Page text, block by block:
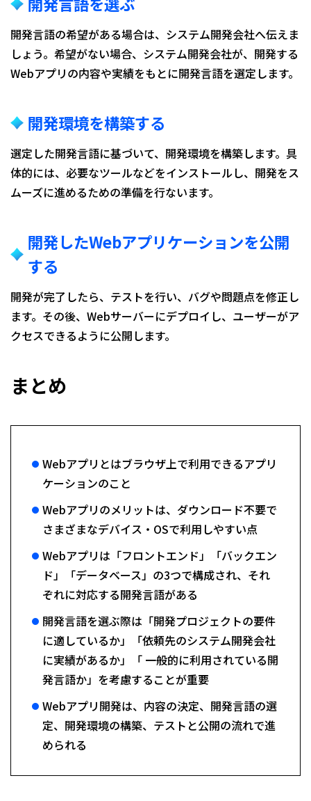
開発言語の希望がある場合は、システム開発会社へ伝えま
しょう。希望がない場合、システム開発会社が、開発する
Webアプリの内容や実績をもとに開発言語を選定します。
開発環境を構築する
選定した開発言語に基づいて、開発環境を構築します。具
体的には、必要なツールなどをインストールし、開発をス
ムーズに進めるための準備を行ないます。
開発したWebアプリケーションを公開
する
開発が完了したら、テストを行い、バグや問題点を修正し
ます。その後、Webサーバーにデプロイし、ユーザーがア
クセスできるように公開します。
まとめ
Webアプリとはブラウザ上で利用できるアプリ
ケーションのこと
Webアプリのメリットは、ダウンロード不要で
さまざまなデバイス・OSで利用しやすい点
Webアプリは「フロントエンド」「バックエン
ド」「データベース」の3つで構成され、それ
ぞれに対応する開発言語がある
開発言語を選ぶ際は「開発プロジェクトの要件
に適しているか」「依頼先のシステム開発会社
に実績があるか」「 一般的に利用されている開
発言語か」を考慮することが重要
Webアプリ開発は、内容の決定、開発言語の選
定、開発環境の構築、テストと公開の流れで進
められる